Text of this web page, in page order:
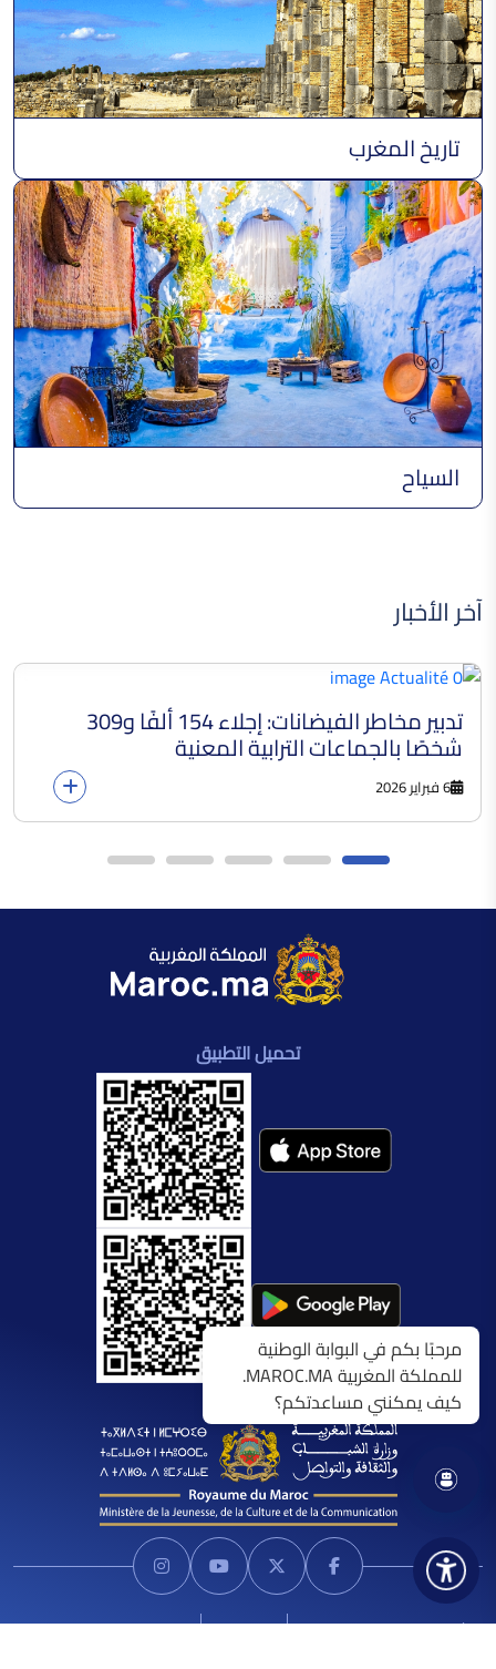
مارو باللحم
النقش الصحراوي
القفطان
تاريخ المغرب
السياح
آخر الأخبار
تدبير مخاطر الفيضانات: إجلاء 154 ألفًا و309
شخصًا بالجماعات الترابية المعنية
6 فبراير 2026
تحميل التطبيق
الشروط العامة للاستخدام اتصل بنا
مرحبًا بكم في البوابة الوطنية
للمملكة المغربية MAROC.MA.
كيف يمكنني مساعدتكم؟